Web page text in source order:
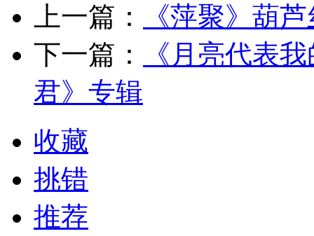
上一篇：
《萍聚》葫
下一篇：
《月亮代表
君》专辑
收藏
挑错
推荐